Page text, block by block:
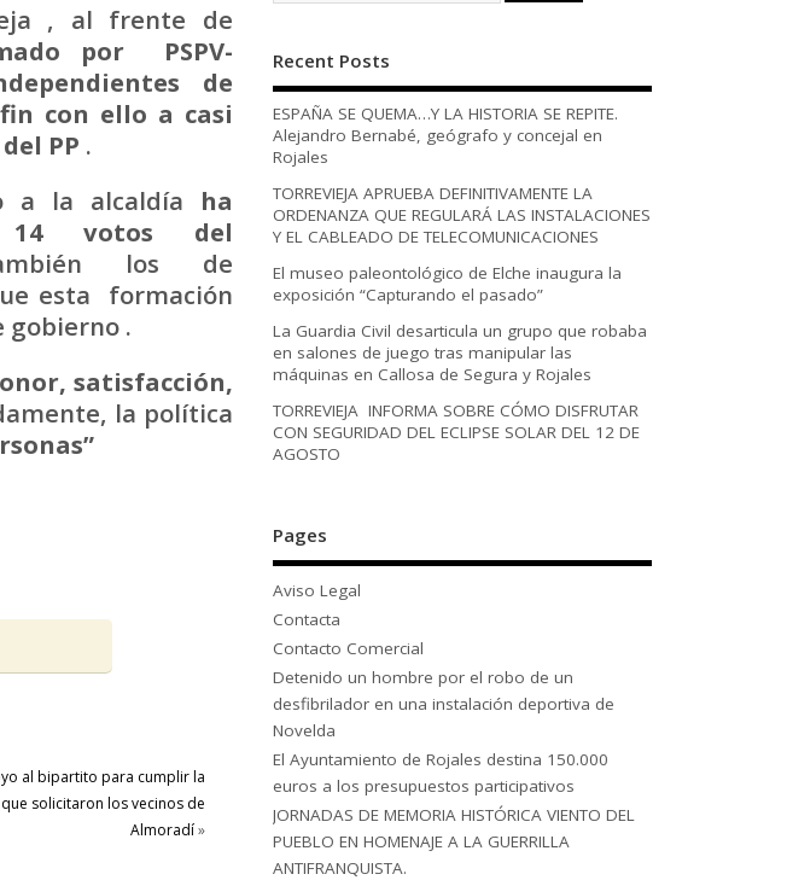
, al frente de
por PSPV-
de
con ello a casi
PP .
a la alcaldía ha
votos del
los de
esta formación
gobierno .
satisfacción,
la política
al bipartito para cumplir la
solicitaron los vecinos de
Almoradí»
Recent Posts
ESPAÑA SE QUEMA…Y LA HISTORIA SE REPITE.
Alejandro Bernabé, geógrafo y concejal en
Rojales
TORREVIEJA APRUEBA DEFINITIVAMENTE LA
ORDENANZA QUE REGULARÁ LAS INSTALACIONES
Y EL CABLEADO DE TELECOMUNICACIONES
El museo paleontológico de Elche inaugura la
exposición “Capturando el pasado”
La Guardia Civil desarticula un grupo que robaba
en salones de juego tras manipular las
máquinas en Callosa de Segura y Rojales
TORREVIEJA INFORMA SOBRE CÓMO DISFRUTAR
CON SEGURIDAD DEL ECLIPSE SOLAR DEL 12 DE
AGOSTO
Pages
Aviso Legal
Contacta
Contacto Comercial
Detenido un hombre por el robo de un
desfibrilador en una instalación deportiva de
Novelda
El Ayuntamiento de Rojales destina 150.000
euros a los presupuestos participativos
JORNADAS DE MEMORIA HISTÓRICA VIENTO DEL
PUEBLO EN HOMENAJE A LA GUERRILLA
ANTIFRANQUISTA.